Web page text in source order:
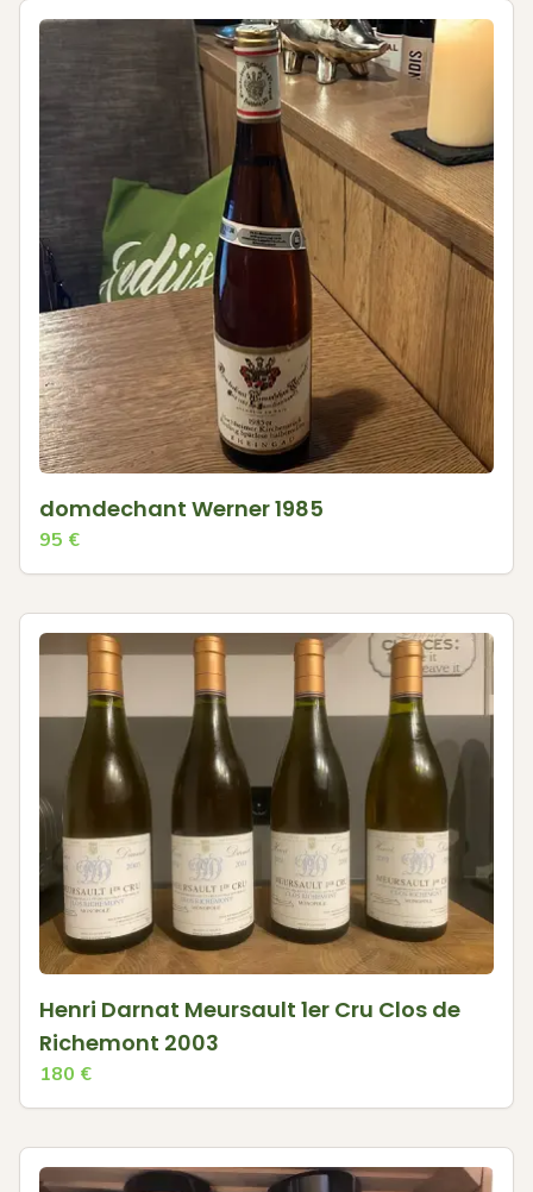
domdechant Werner 1985
95 €
Henri Darnat Meursault 1er Cru Clos de
Richemont 2003
180 €